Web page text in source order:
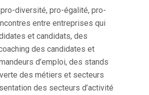
diversité, pro-égalité, pro-
entre entreprises qui
et candidats, des
des candidates et
d’emploi, des stands
des métiers et secteurs
des secteurs d’activité